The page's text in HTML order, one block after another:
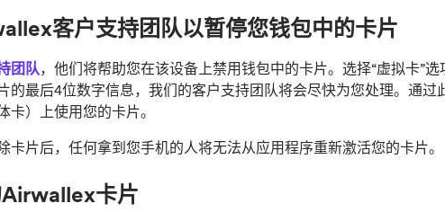
客户支持团队以暂停您钱包中的卡片
团队，他们将帮助您在该设备上禁用钱包中的卡片。选择“虚拟卡”选
的最后4位数字信息，我们的客户支持团队将会尽快为您处理。通
卡）上使用您的卡片。
卡片后，任何拿到您手机的人将无法从应用程序重新激活您的卡片。
卡片